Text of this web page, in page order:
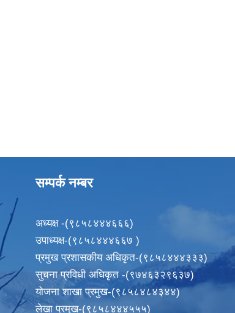
सम्पर्क नम्बर
अध्यक्ष -(९८५८४४४६६६)
उपाध्यक्ष-(९८५८४४४६६७ )
प्रमुख प्रशासकीय अधिकृत-(९८५८४४४३३३)
सुचना प्रविधी अधिकृत -(९७४६३२९६३७)
योजना शाखा प्रमुख-(९८५८४८४३४४)
लेखा प्रमुख-(९८५८४४४५५५)